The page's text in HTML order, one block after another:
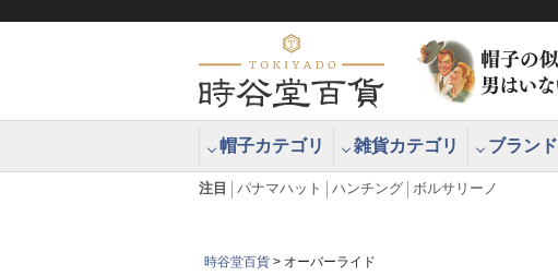
帽子カテゴリ 雑貨カテゴリ ブランド
注目 パナマハット ハンチング ボルサリーノ
時谷堂百貨 オーバーライド